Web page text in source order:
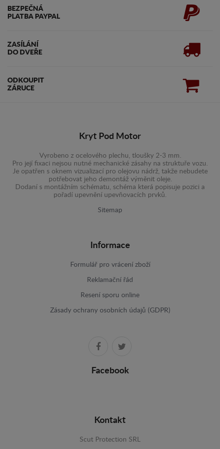
BEZPEČNÁ
PLATBA PAYPAL
ZASÍLÁNÍ
DO DVEŘE
ODKOUPIT
ZÁRUCE
Kryt Pod Motor
Vyrobeno z ocelového plechu, tloušky 2-3 mm.
Pro její fixaci nejsou nutné mechanické zásahy na struktuře vozu.
Je opatřen s oknem vizualizací pro olejovu nádrž, takže nebudete
potřebovat jeho demontáž výměnit oleje.
Dodaní s montážním schématu, schéma která popisuje pozici a
pořadí upevnění upevňovacích prvků.
Sitemap
Informace
Formulář pro vrácení zboží
Reklamační řád
Resení sporu online
Zásady ochrany osobních údajů (GDPR)
Facebook
Kontakt
Scut Protection SRL